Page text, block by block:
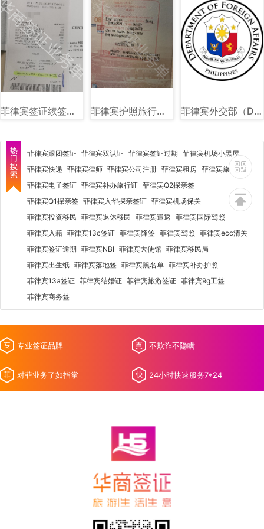
菲律宾签证续签图片样式讲解 菲律宾护照旅行证盖章图片样式 菲律宾外交部（DFA）图文讲解
菲律宾跟团签证 菲律宾双认证 菲律宾签证过期 菲律宾机场小黑屋
菲律宾快递 菲律宾律师 菲律宾公司注册 菲律宾租房 菲律宾旅行社
菲律宾电子签证 菲律宾补办旅行证 菲律宾Q2探亲签
菲律宾Q1探亲签 菲律宾入华探亲签证 菲律宾机场保关
菲律宾投资移民 菲律宾退休移民 菲律宾遣返
菲律宾国际驾照
菲律宾入籍 菲律宾13c签证 菲律宾降签 菲律宾驾照 菲律宾ecc清关
菲律宾签证逾期 菲律宾NBI 菲律宾大使馆 菲律宾移民局
菲律宾出生纸 菲律宾落地签 菲律宾黑名单 菲律宾补办护照
菲律宾13a签证 菲律宾结婚证 菲律宾旅游签证 菲律宾9g工签
菲律宾商务签
专业签证品牌 不欺诈不隐瞒
对菲业务了如指掌 24小时快速服务7*24